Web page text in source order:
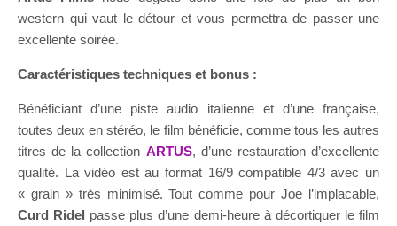
western qui vaut le détour et vous permettra de passer une
excellente soirée.
Caractéristiques techniques et bonus :
Bénéficiant d’une piste audio italienne et d’une française,
toutes deux en stéréo, le film bénéficie, comme tous les autres
titres de la collection ARTUS, d’une restauration d’excellente
qualité. La vidéo est au format 16/9 compatible 4/3 avec un
« grain » très minimisé. Tout comme pour Joe l’implacable,
Curd Ridel passe plus d’une demi-heure à décortiquer le film